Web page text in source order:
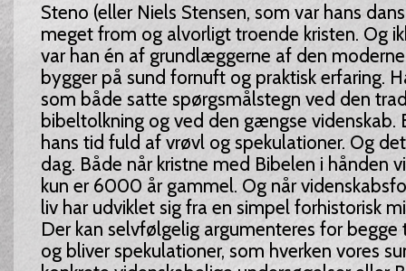
Steno (eller Niels Stensen, som var hans
meget from og alvorligt troende kristen. Og
var han én af grundlæggerne af den
bygger på sund fornuft og praktisk erfaring.
som både satte spørgsmålstegn ved den
bibeltolkning og ved den gængse videnskab.
hans tid fuld af vrøvl og spekulationer. Og
dag. Både når kristne med Bibelen i hånden
kun er 6000 år gammel. Og når
liv har udviklet sig fra en simpel forhistorisk
Der kan selvfølgelig argumenteres for begge
og bliver spekulationer, som hverken vores